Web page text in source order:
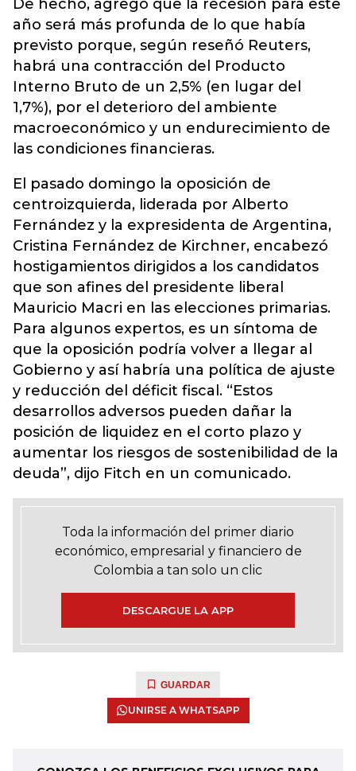
De hecho, agregó que la recesión para este
año será más profunda de lo que había
previsto porque, según reseñó Reuters,
habrá una contracción del Producto
Interno Bruto de un 2,5% (en lugar del
1,7%), por el deterioro del ambiente
macroeconómico y un endurecimiento de
las condiciones financieras.
El pasado domingo la oposición de
centroizquierda, liderada por Alberto
Fernández y la expresidenta de Argentina,
Cristina Fernández de Kirchner, encabezó
hostigamientos dirigidos a los candidatos
que son afines del presidente liberal
Mauricio Macri en las elecciones primarias.
Para algunos expertos, es un síntoma de
que la oposición podría volver a llegar al
Gobierno y así habría una política de ajuste
y reducción del déficit fiscal. “Estos
desarrollos adversos pueden dañar la
posición de liquidez en el corto plazo y
aumentar los riesgos de sostenibilidad de la
deuda”, dijo Fitch en un comunicado.
Toda la información del primer diario
económico, empresarial y financiero de
Colombia a tan solo un clic
DESCARGUE LA APP
GUARDAR
UNIRSE A WHATSAPP